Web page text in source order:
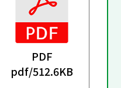
PDF
pdf/512.6KB